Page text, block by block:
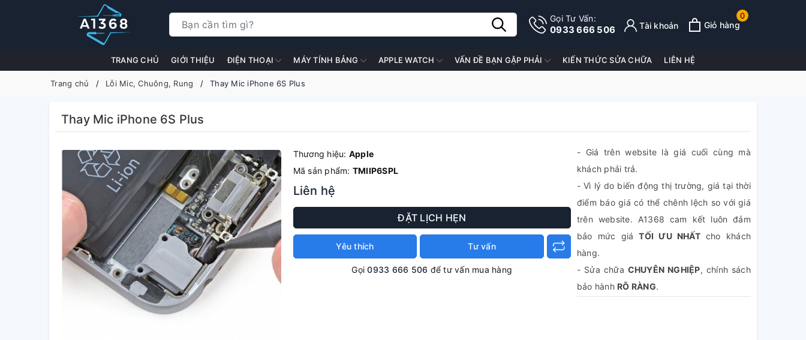
Gọi Tư Vấn:
0933 666 506 Tài khoản
0
Giỏ hàng
TRANG CHỦ GIỚI THIỆU ĐIỆN THOẠI MÁY TÍNH BẢNG APPLE WATCH VẤN ĐỀ BẠN GẶP PHẢI KIẾN THỨC SỬA CHỮA LIÊN HỆ
Trang chủ Lỗi Mic, Chuông, Rung Thay Mic iPhone 6S Plus
Thay Mic iPhone 6S Plus
Thương hiệu: Apple
Mã sản phẩm: TMIIP6SPL
Liên hệ
ĐẶT LỊCH HẸN
Yêu thích Tư vấn
Gọi0933 666 506 để tư vấn mua hàng
- Giá trên website là giá cuối cùng mà
khách phải trả.
- Vì lý do biến động thị trường, giá tại thời
điểm báo giá có thể chênh lệch so với giá
trên website. A1368 cam kết luôn đảm
bảo mức giáTỐI ƯU NHẤTcho khách
hàng.
- Sửa chữa CHUYÊN NGHIỆP, chính sách
bảo hành RÕ RÀNG.